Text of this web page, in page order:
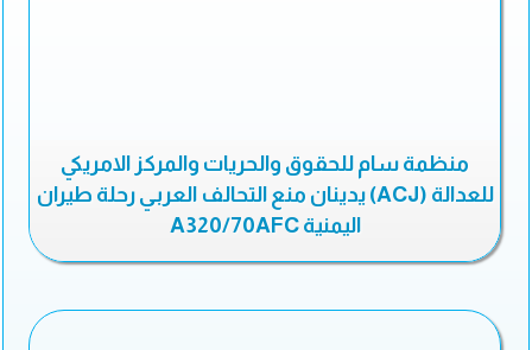
منظمة سام للحقوق والحريات والمركز الامريكي
للعدالة (ACJ) يدينان منع التحالف العربي رحلة طيران
اليمنية A320/70AFC